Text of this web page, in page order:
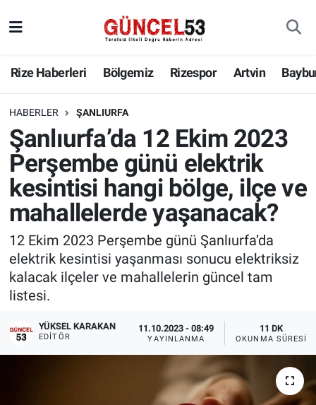
Rize Haberleri Bölgemiz Rizespor Artvin
HABERLER ŞANLIURFA
Şanlıurfa’da 12 Ekim 2023
Perşembe günü elektrik
kesintisi hangi bölge, ilçe ve
mahallelerde yaşanacak?
12 Ekim 2023 Perşembe günü Şanlıurfa’da
elektrik kesintisi yaşanması sonucu elektriksiz
kalacak ilçeler ve mahallelerin güncel tam
listesi.
YÜKSEL KARAKAN
EDITÖR
11.10.2023 - 08:49
YAYINLANMA
11 DK
OKUNMA SÜRESI